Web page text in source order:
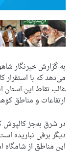
به گزارش خبرنگار
می‌دهد که با استقرار
غالب نقاط این
ارتفاعات و مناطق
در شرق به‌جز کالپوش
دیگر برفی نباریده
این مناطق از